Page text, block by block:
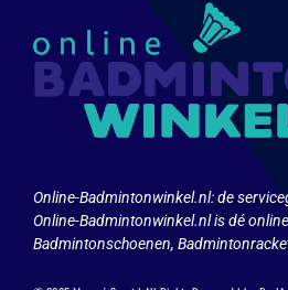
Online-Badmintonwinkel.nl:de
Online-Badmintonwinkel.nl is dé
Badmintonschoenen,